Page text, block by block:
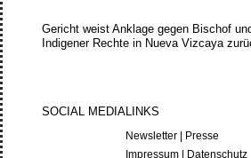
Gericht weist Anklage gegen Bischof
Indigener Rechte in Nueva Vizcaya
SOCIAL MEDIALINKS
Newsletter
Presse
Impressum
Datenschutz